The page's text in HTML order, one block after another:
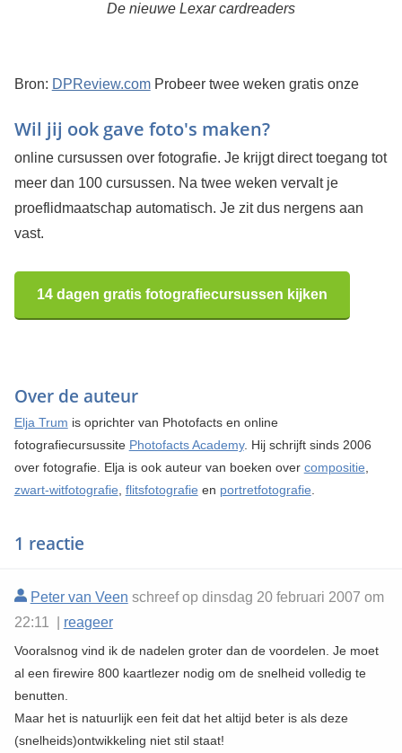
De nieuwe Lexar cardreaders
Bron: DPReview.com
Wil jij ook gave foto's maken?
Probeer twee weken gratis onze
online cursussen over fotografie. Je krijgt direct toegang tot
meer dan 100 cursussen. Na twee weken vervalt je
proeflidmaatschap automatisch. Je zit dus nergens aan
vast.
14 dagen gratis fotografiecursussen kijken
Over de auteur
Elja Trum is oprichter van Photofacts en online
fotografiecursussite Photofacts Academy. Hij schrijft sinds 2006
over fotografie. Elja is ook auteur van boeken over compositie,
zwart-witfotografie, flitsfotografie en portretfotografie.
1 reactie
Peter van Veen schreef op dinsdag 20 februari 2007 om
22:11 | reageer
Vooralsnog vind ik de nadelen groter dan de voordelen. Je moet
al een firewire 800 kaartlezer nodig om de snelheid volledig te
benutten.
Maar het is natuurlijk een feit dat het altijd beter is als deze
(snelheids)ontwikkeling niet stil staat!